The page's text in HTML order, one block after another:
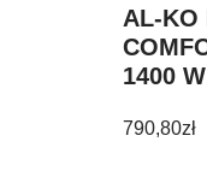
AL-KO
1400
790,80zł